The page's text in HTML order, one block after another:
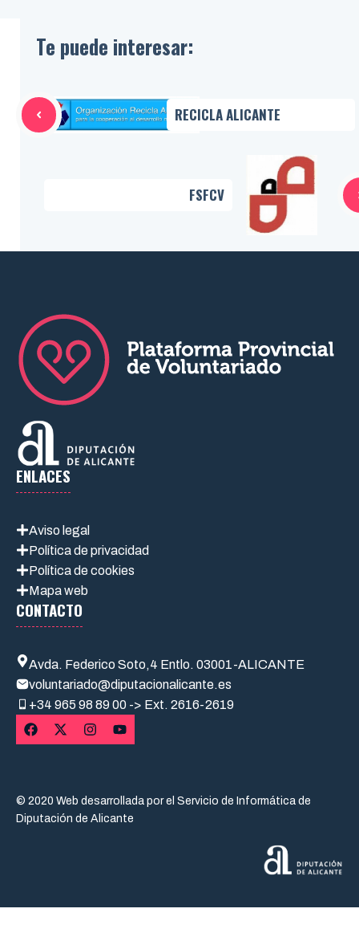
Te puede interesar:
RECICLA ALICANTE
FSFCV
ENLACES
Aviso legal
Política de privacidad
Política de cookies
Mapa web
CONTACTO
Avda. Federico Soto,4 Entlo. 03001-ALICANTE
voluntariado@diputacionalicante.es
+34 965 98 89 00 -> Ext. 2616-2619
© 2020 Web desarrollada por el Servicio de Informática de
Diputación de Alicante